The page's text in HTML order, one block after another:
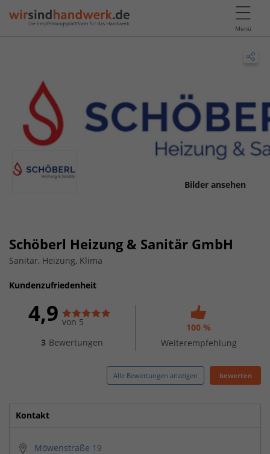
Menü
Bilder ansehen
Schöberl Heizung & Sanitär GmbH
Sanitär, Heizung, Klima
Kundenzufriedenheit
4,9 von 5
3 Bewertungen
100 %
Weiterempfehlung
Alle Bewertungen anzeigen bewerten
Kontakt
Möwenstraße 19